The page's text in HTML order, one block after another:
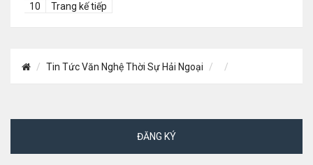
10
Trang kế tiếp
Tin Tức Văn Nghệ Thời Sự Hải Ngoại
ĐĂNG KÝ